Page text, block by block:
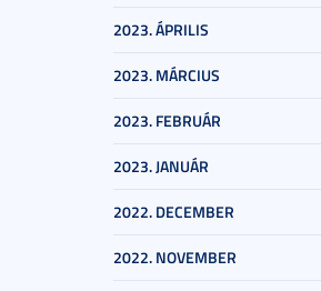
2023. ÁPRILIS
2023. MÁRCIUS
2023. FEBRUÁR
2023. JANUÁR
2022. DECEMBER
2022. NOVEMBER